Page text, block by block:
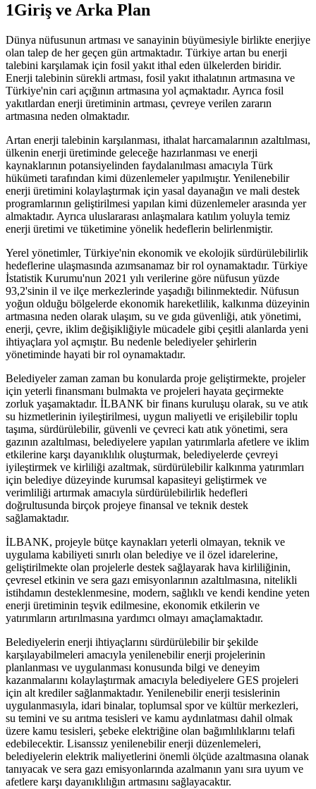
1Giriş ve Arka Plan
Dünya nüfusunun artması ve sanayinin büyümesiyle birlikte enerjiye
olan talep de her geçen gün artmaktadır. Türkiye artan bu enerji
talebini karşılamak için fosil yakıt ithal eden ülkelerden biridir.
Enerji talebinin sürekli artması, fosil yakıt ithalatının artmasına ve
Türkiye'nin cari açığının artmasına yol açmaktadır. Ayrıca fosil
yakıtlardan enerji üretiminin artması, çevreye verilen zararın
artmasına neden olmaktadır.
Artan enerji talebinin karşılanması, ithalat harcamalarının azaltılması,
ülkenin enerji üretiminde geleceğe hazırlanması ve enerji
kaynaklarının potansiyelinden faydalanılması amacıyla Türk
hükümeti tarafından kimi düzenlemeler yapılmıştır. Yenilenebilir
enerji üretimini kolaylaştırmak için yasal dayanağın ve mali destek
programlarının geliştirilmesi yapılan kimi düzenlemeler arasında yer
almaktadır. Ayrıca uluslararası anlaşmalara katılım yoluyla temiz
enerji üretimi ve tüketimine yönelik hedeflerin belirlenmiştir.
Yerel yönetimler, Türkiye'nin ekonomik ve ekolojik sürdürülebilirlik
hedeflerine ulaşmasında azımsanamaz bir rol oynamaktadır. Türkiye
İstatistik Kurumu'nun 2021 yılı verilerine göre nüfusun yüzde
93,2'sinin il ve ilçe merkezlerinde yaşadığı bilinmektedir. Nüfusun
yoğun olduğu bölgelerde ekonomik hareketlilik, kalkınma düzeyinin
artmasına neden olarak ulaşım, su ve gıda güvenliği, atık yönetimi,
enerji, çevre, iklim değişikliğiyle mücadele gibi çeşitli alanlarda yeni
ihtiyaçlara yol açmıştır. Bu nedenle belediyeler şehirlerin
yönetiminde hayati bir rol oynamaktadır.
Belediyeler zaman zaman bu konularda proje geliştirmekte, projeler
için yeterli finansmanı bulmakta ve projeleri hayata geçirmekte
zorluk yaşamaktadır. İLBANK bir finans kuruluşu olarak, su ve atık
su hizmetlerinin iyileştirilmesi, uygun maliyetli ve erişilebilir toplu
taşıma, sürdürülebilir, güvenli ve çevreci katı atık yönetimi, sera
gazının azaltılması, belediyelere yapılan yatırımlarla afetlere ve iklim
etkilerine karşı dayanıklılık oluşturmak, belediyelerde çevreyi
iyileştirmek ve kirliliği azaltmak, sürdürülebilir kalkınma yatırımları
için belediye düzeyinde kurumsal kapasiteyi geliştirmek ve
verimliliği artırmak amacıyla sürdürülebilirlik hedefleri
doğrultusunda birçok projeye finansal ve teknik destek
sağlamaktadır.
İLBANK, projeyle bütçe kaynakları yeterli olmayan, teknik ve
uygulama kabiliyeti sınırlı olan belediye ve il özel idarelerine,
geliştirilmekte olan projelerle destek sağlayarak hava kirliliğinin,
çevresel etkinin ve sera gazı emisyonlarının azaltılmasına, nitelikli
istihdamın desteklenmesine, modern, sağlıklı ve kendi kendine yeten
enerji üretiminin teşvik edilmesine, ekonomik etkilerin ve
yatırımların artırılmasına yardımcı olmayı amaçlamaktadır.
Belediyelerin enerji ihtiyaçlarını sürdürülebilir bir şekilde
karşılayabilmeleri amacıyla yenilenebilir enerji projelerinin
planlanması ve uygulanması konusunda bilgi ve deneyim
kazanmalarını kolaylaştırmak amacıyla belediyelere GES projeleri
için alt krediler sağlanmaktadır. Yenilenebilir enerji tesislerinin
uygulanmasıyla, idari binalar, toplumsal spor ve kültür merkezleri,
su temini ve su arıtma tesisleri ve kamu aydınlatması dahil olmak
üzere kamu tesisleri, şebeke elektriğine olan bağımlılıklarını telafi
edebilecektir. Lisanssız yenilenebilir enerji düzenlemeleri,
belediyelerin elektrik maliyetlerini önemli ölçüde azaltmasına olanak
tanıyacak ve sera gazı emisyonlarında azalmanın yanı sıra uyum ve
afetlere karşı dayanıklılığın artmasını sağlayacaktır.